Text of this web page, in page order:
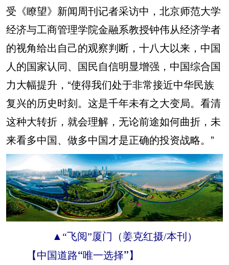
受《瞭望》新闻周刊记者采访中，北京师范大学
经济与工商管理学院金融系教授钟伟从经济学者
的视角给出自己的观察判断，十八大以来，中国
人的国家认同、国民自信明显增强，中国综合国
力大幅提升，“使得我们处于非常接近中华民族
复兴的历史时刻。这是千年未有之大变局。看清
这种大转折，就会理解，无论前途如何曲折，未
来看多中国、做多中国才是正确的投资战略。”
▲“飞阅”厦门（姜克红摄/本刊）
【中国道路“唯一选择”】